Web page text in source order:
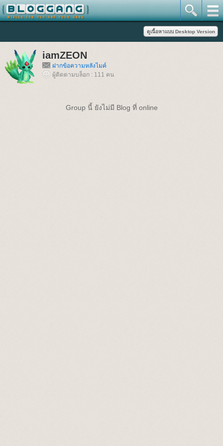
iamZEON
ฝากข้อความหลังไมค์
ผู้ติดตามบล็อก : 111 คน
Group นี้ ยังไม่มี Blog ที่ online